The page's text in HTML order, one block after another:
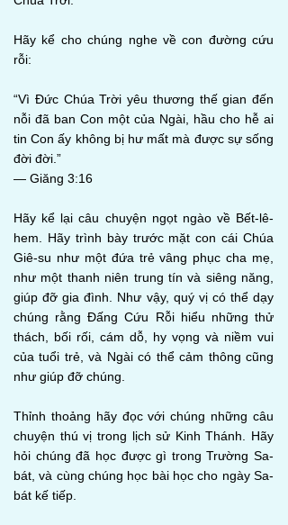
Hãy kể cho chúng nghe về con đường cứu
rỗi:
“Vì Đức Chúa Trời yêu thương thế gian đến
nỗi đã ban Con một của Ngài, hầu cho hễ ai
tin Con ấy không bị hư mất mà được sự sống
đời đời.”
— Giăng 3:16
Hãy kể lại câu chuyện ngọt ngào về Bết-lê-
hem. Hãy trình bày trước mặt con cái Chúa
Giê-su như một đứa trẻ vâng phục cha mẹ,
như một thanh niên trung tín và siêng năng,
giúp đỡ gia đình. Như vậy, quý vị có thể dạy
chúng rằng Đấng Cứu Rỗi hiểu những thử
thách, bối rối, cám dỗ, hy vọng và niềm vui
của tuổi trẻ, và Ngài có thể cảm thông cũng
như giúp đỡ chúng.
Thỉnh thoảng hãy đọc với chúng những câu
chuyện thú vị trong lịch sử Kinh Thánh. Hãy
hỏi chúng đã học được gì trong Trường Sa-
bát, và cùng chúng học bài học cho ngày Sa-
bát kế tiếp.